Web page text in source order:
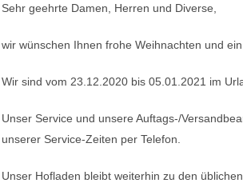
Sehr geehrte Damen, Herren und Diverse,
wir wünschen Ihnen frohe Weihnachten und
Wir sind vom 23.12.2020 bis 05.01.2021 im
Unser Service und unsere Auftags-/
unserer Service-Zeiten per Telefon.
Unser Hofladen bleibt weiterhin zu den